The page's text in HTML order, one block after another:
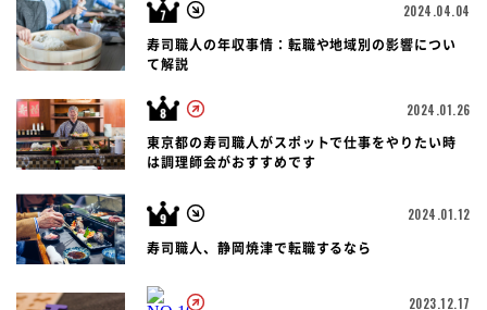
2024.04.04
寿司職人の年収事情：転職や地域別の影響につい
て解説
2024.01.26
東京都の寿司職人がスポットで仕事をやりたい時
は調理師会がおすすめです
2024.01.12
寿司職人、静岡焼津で転職するなら
2023.12.17